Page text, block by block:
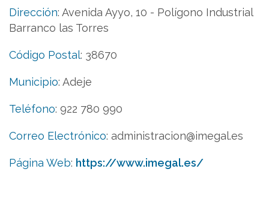
Dirección: Avenida Ayyo, 10 - Polígono Industrial
Barranco las Torres
Código Postal: 38670
Municipio: Adeje
Teléfono: 922 780 990
Correo Electrónico: administracion@imegal.es
Página Web: https://www.imegal.es/